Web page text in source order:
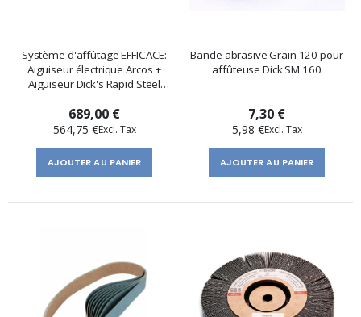
Système d'affûtage EFFICACE:
Aiguiseur électrique Arcos +
Aiguiseur Dick's Rapid Steel
689,00 €
564,75 €
AJOUTER AU PANIER
Bande abrasive Grain 120 pour
affûteuse Dick SM 160
7,30 €
5,98 €
AJOUTER AU PANIER